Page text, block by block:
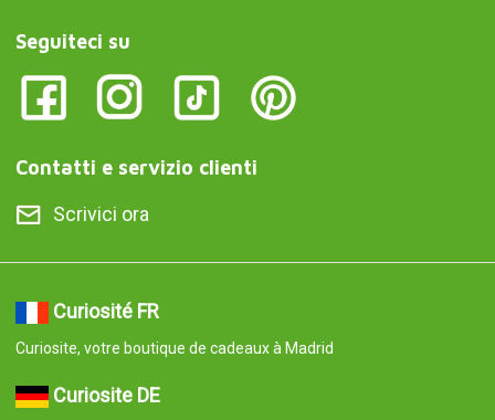
Seguiteci su
Contatti e servizio clienti
Scrivici ora
Curiosité FR
Curiosite, votre boutique de cadeaux à Madrid
Curiosite DE